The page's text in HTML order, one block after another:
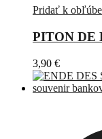
Pridať k
PITON DE
3,90 €